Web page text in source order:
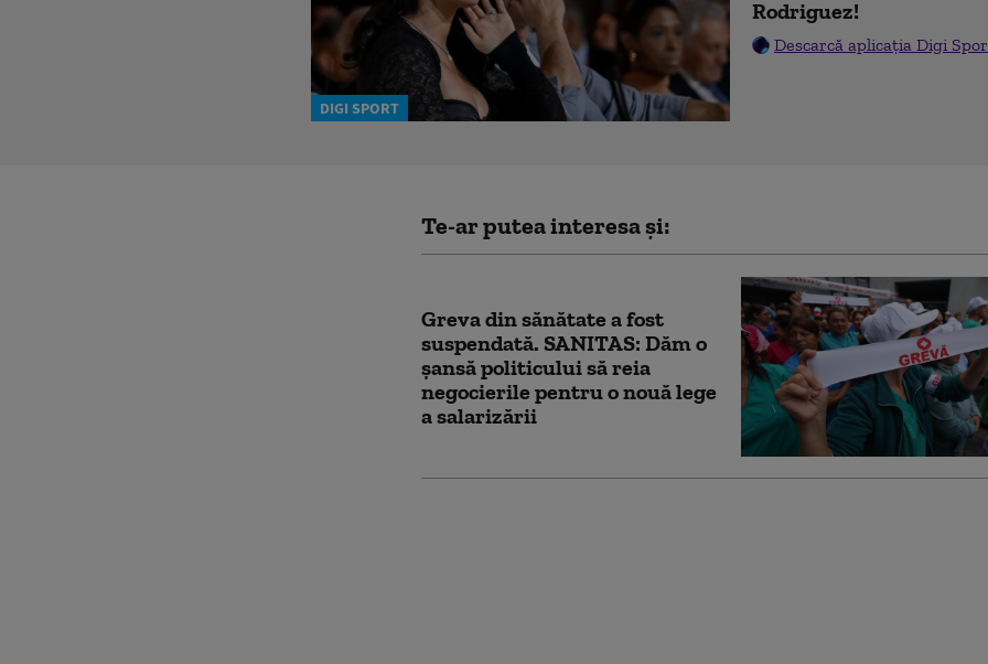
DIGI SPORT
Rodriguez!
Descarcă aplicația Digi
Te-ar putea interesa și:
Greva din sănătate a fost
suspendată. SANITAS: Dăm o
şansă politicului să reia
negocierile pentru o nouă lege
a salarizării